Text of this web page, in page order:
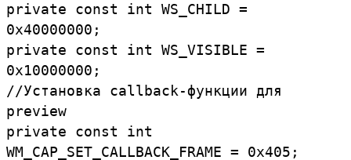
private const int WS_CHILD =
0x40000000;
private const int WS_VISIBLE =
0x10000000;
//Установка callback-функции для
preview
private const int
WM_CAP_SET_CALLBACK_FRAME = 0x405;